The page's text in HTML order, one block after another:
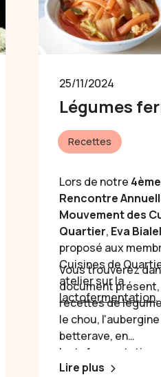
25/11/2024
Légumes
Recettes
Lors de notre 4ème
Rencontre
Mouvement des
Quartier, Eva
proposé aux
Cuisines de
atelier sur la
lactofermentation.
Vous trouverez
document
recettes de
le chou,
betterave, en
lactofermentation,
ses nombreux
Lire plus